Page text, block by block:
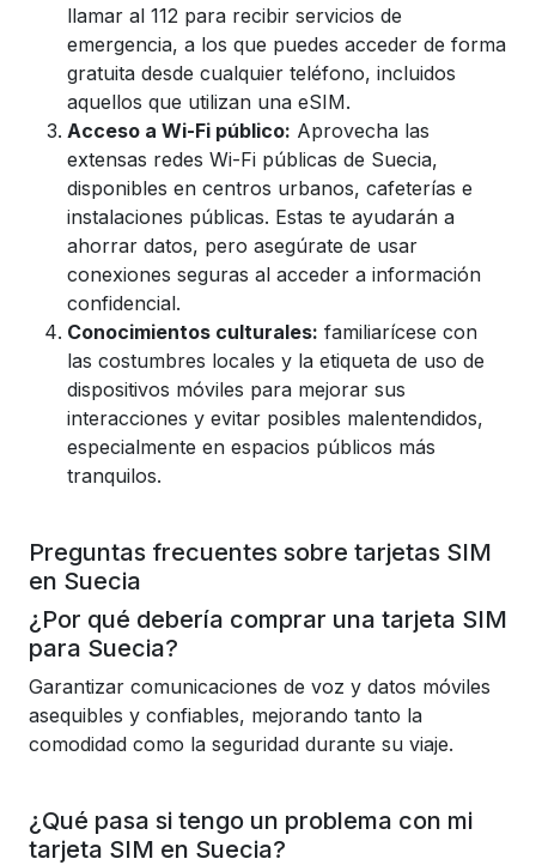
llamar al 112 para recibir servicios de
emergencia, a los que puedes acceder de forma
gratuita desde cualquier teléfono, incluidos
aquellos que utilizan una eSIM.
Acceso a Wi-Fi público: Aprovecha las
extensas redes Wi-Fi públicas de Suecia,
disponibles en centros urbanos, cafeterías e
instalaciones públicas. Estas te ayudarán a
ahorrar datos, pero asegúrate de usar
conexiones seguras al acceder a información
confidencial.
Conocimientos culturales: familiarícese con
las costumbres locales y la etiqueta de uso de
dispositivos móviles para mejorar sus
interacciones y evitar posibles malentendidos,
especialmente en espacios públicos más
tranquilos.
Preguntas frecuentes sobre tarjetas SIM
en Suecia
¿Por qué debería comprar una tarjeta SIM
para Suecia?
Garantizar comunicaciones de voz y datos móviles
asequibles y confiables, mejorando tanto la
comodidad como la seguridad durante su viaje.
¿Qué pasa si tengo un problema con mi
tarjeta SIM en Suecia?